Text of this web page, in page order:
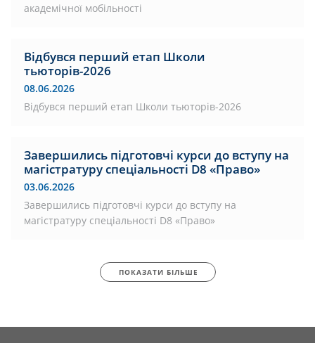
академічної мобільності
Відбувся перший етап Школи
тьюторів-2026
08.06.2026
Відбувся перший етап Школи тьюторів-2026
Завершились підготовчі курси до вступу на
магістратуру спеціальності D8 «Право»
03.06.2026
Завершились підготовчі курси до вступу на
магістратуру спеціальності D8 «Право»
ПОКАЗАТИ БІЛЬШЕ